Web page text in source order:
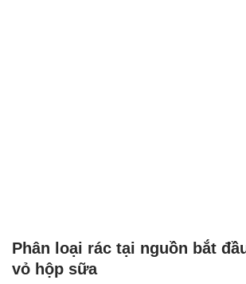
Phân loại rác tại nguồn bắt
vỏ hộp sữa